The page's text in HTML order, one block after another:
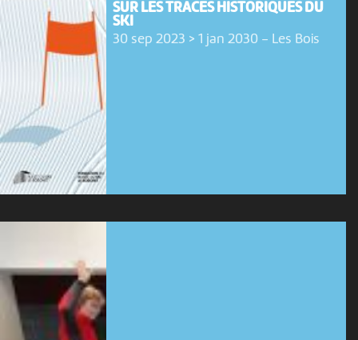
SUR LES TRACES HISTORIQUES DU
SKI
30 sep 2023 > 1 jan 2030- Les Bois